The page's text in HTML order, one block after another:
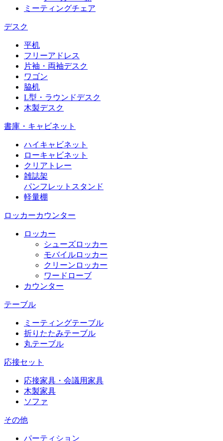
ミーティングチェア
デスク
平机
フリーアドレス
片袖・両袖デスク
ワゴン
脇机
L型・ラウンドデスク
木製デスク
書庫・キャビネット
ハイキャビネット
ローキャビネット
クリアトレー
雑誌架
パンフレットスタンド
軽量棚
ロッカーカウンター
ロッカー
シューズロッカー
モバイルロッカー
クリーンロッカー
ワードローブ
カウンター
テーブル
ミーティングテーブル
折りたたみテーブル
丸テーブル
応接セット
応接家具・会議用家具
木製家具
ソファ
その他
パーティション